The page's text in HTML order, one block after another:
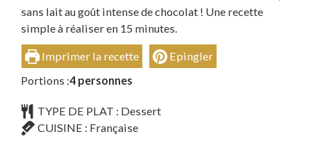
sans lait au goût intense de chocolat ! Une recette
simple à réaliser en 15 minutes.
Imprimer la recette
Epingler
Portions :4 personnes
TYPE DE PLAT : Dessert
CUISINE : Française